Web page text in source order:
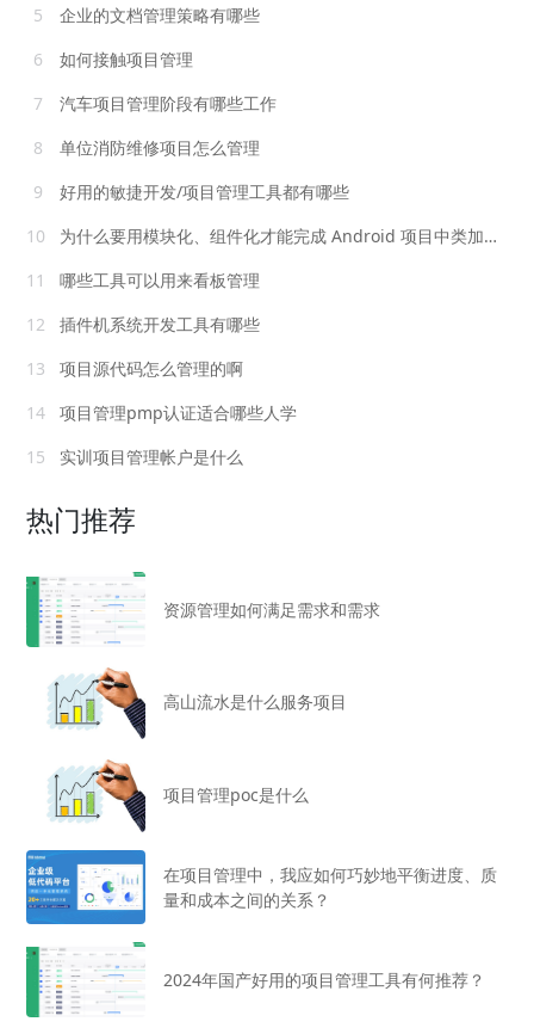
5
企业的文档管理策略有哪些
6
如何接触项目管理
7
汽车项目管理阶段有哪些工作
8
单位消防维修项目怎么管理
9
好用的敏捷开发/项目管理工具都有哪些
10
为什么要用模块化、组件化才能完成 Android 项目中类加载功能
11
哪些工具可以用来看板管理
12
插件机系统开发工具有哪些
13
项目源代码怎么管理的啊
14
项目管理pmp认证适合哪些人学
15
实训项目管理帐户是什么
热门推荐
资源管理如何满足需求和需求
高山流水是什么服务项目
项目管理poc是什么
在项目管理中，我应如何巧妙地平衡进度、质
量和成本之间的关系？
2024年国产好用的项目管理工具有何推荐？